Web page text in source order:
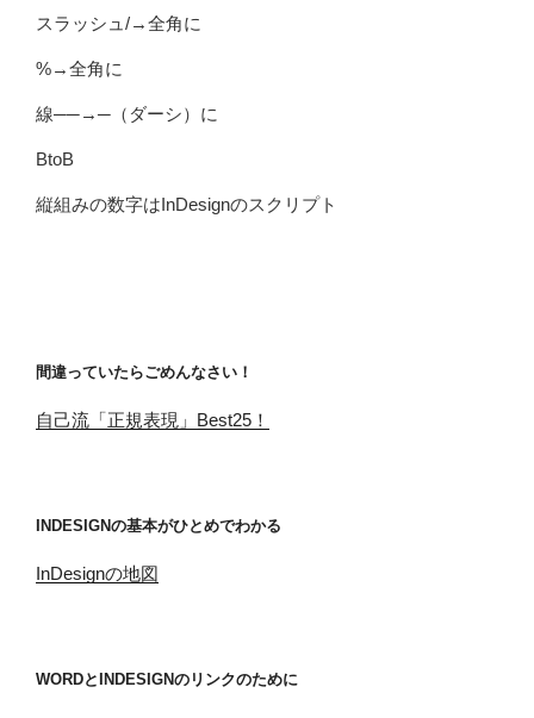
スラッシュ/→全角に
%→全角に
線──→─（ダーシ）に
BtoB
縦組みの数字はInDesignのスクリプト
間違っていたらごめんなさい！
自己流「正規表現」Best25！
INDESIGNの基本がひとめでわかる
InDesignの地図
WORDとINDESIGNのリンクのために